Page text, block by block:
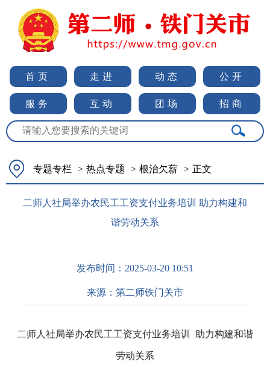
首页 走进 动态 公开
服务 互动 团场 招商
专题专栏 > 热点专题 > 根治欠薪 > 正文
二师人社局举办农民工工资支付业务培训 助力构建和
谐劳动关系
发布时间： 2025-03-20 10:51
来源： 第二师铁门关市
二师人社局举办农民工工资支付业务培训 助力构建和谐
劳动关系